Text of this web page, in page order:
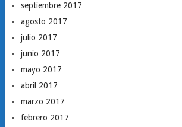
septiembre 2017
agosto 2017
julio 2017
junio 2017
mayo 2017
abril 2017
marzo 2017
febrero 2017